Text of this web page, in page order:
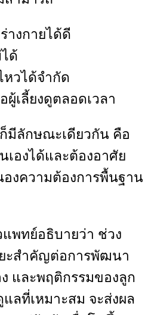
งกายได้ดี
ด้
หวได้จำกัด
เลี้ยงดูตลอดเวลา
มีลักษณะเดียวกัน คือ
เองได้และต้องอาศัย
งความต้องการพื้นฐาน
พทย์อธิบายว่า ช่วง
ะสำคัญต่อการพัฒนา
และพฤติกรรมของลูก
ลที่เหมาะสม จะส่งผล